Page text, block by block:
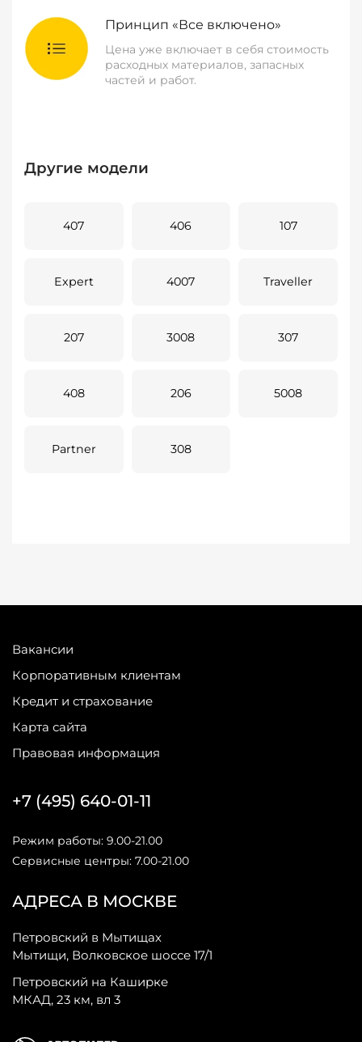
Принцип «Все включено»
Цена уже включает в себя стоимость
расходных материалов, запасных
частей и работ.
Другие модели
407 406 107
Expert 4007 Traveller
207 3008 307
408 206 5008
Partner 308
Вакансии
Корпоративным клиентам
Кредит и страхование
Карта сайта
Правовая информация
АДРЕСА В МОСКВЕ
Петровский в Мытищах
Мытищи, Волковское шоссе 17/1
Петровский на Каширке
МКАД, 23 км, вл 3
+7 (495) 640-01-11
Режим работы: 9.00-21.00
Сервисные центры: 7.00-21.00